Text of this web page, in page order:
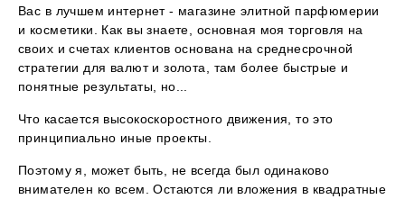
Вас в лучшем интернет - магазине элитной парфюмерии
и косметики. Как вы знаете, основная моя торговля на
своих и счетах клиентов основана на среднесрочной
стратегии для валют и золота, там более быстрые и
понятные результаты, но...
Что касается высокоскоростного движения, то это
принципиально иные проекты.
Поэтому я, может быть, не всегда был одинаково
внимателен ко всем. Остаются ли вложения в квадратные